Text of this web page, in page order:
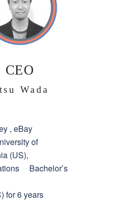
CEO
Wada
, eBay
of
(US),
Bachelor’s
for 6 years